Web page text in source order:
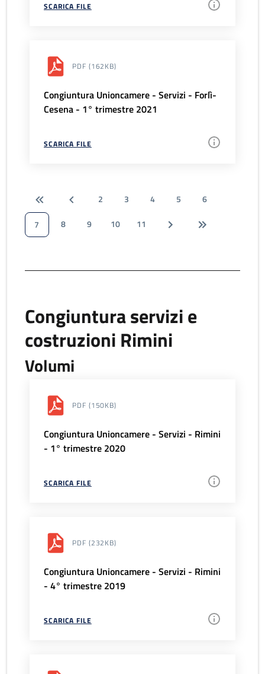
SCARICA FILE
PDF (162KB)
Congiuntura Unioncamere - Servizi - Forlì-
Cesena - 1° trimestre 2021
SCARICA FILE
2 3 4 5
6
7
8 9 10 11
Congiuntura servizi e
costruzioni Rimini
Volumi
PDF (150KB)
Congiuntura Unioncamere - Servizi - Rimini
- 1° trimestre 2020
SCARICA FILE
PDF (232KB)
Congiuntura Unioncamere - Servizi - Rimini
- 4° trimestre 2019
SCARICA FILE